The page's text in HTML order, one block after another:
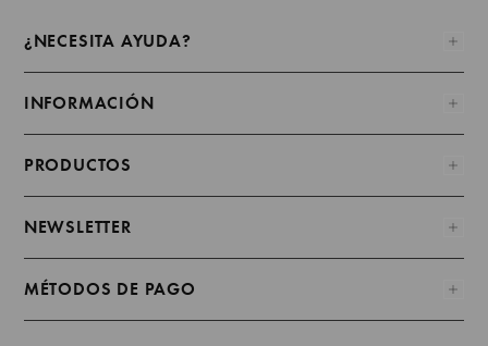
¿NECESITA AYUDA?
INFORMACIÓN
PRODUCTOS
NEWSLETTER
MÉTODOS DE PAGO